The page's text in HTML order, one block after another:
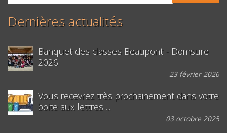
Dernières actualités
Banquet des classes Beaupont - Domsure
2026
23 février 2026
Vous recevrez très prochainement dans votre
boite aux lettres ...
03 octobre 2025